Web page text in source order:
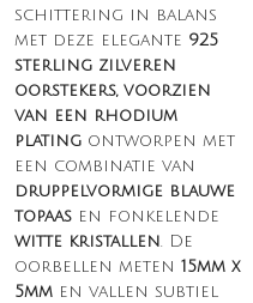
schittering in balans
met deze elegante 925
sterling zilveren
oorstekers, voorzien
van een rhodium
plating ontworpen met
een combinatie van
druppelvormige blauwe
topaas en fonkelende
witte kristallen. De
oorbellen meten 15mm x
5mm en vallen subtiel